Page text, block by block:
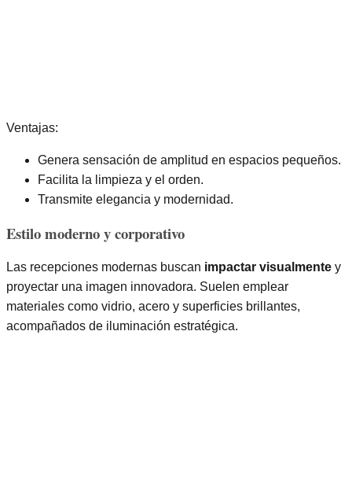
Ventajas:
Genera sensación de amplitud en espacios pequeños.
Facilita la limpieza y el orden.
Transmite elegancia y modernidad.
Estilo moderno y corporativo
Las recepciones modernas buscan impactar visualmente y
proyectar una imagen innovadora. Suelen emplear
materiales como vidrio, acero y superficies brillantes,
acompañados de iluminación estratégica.